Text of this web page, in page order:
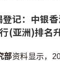
记：中银
(亚洲)排名
部资料显示，